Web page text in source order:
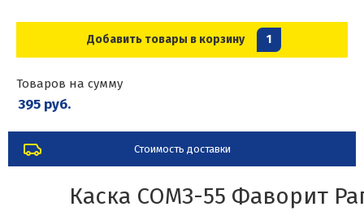
Добавить товары в корзину 1
Товаров на сумму
395 руб.
Стоимость доставки
Каска СОМЗ-55 Фаворит